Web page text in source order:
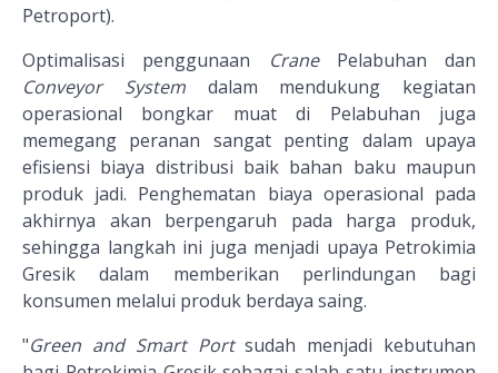
Petroport).
Optimalisasi penggunaan
CranePelabuhan dan
Conveyor Systemdalam mendukung kegiatan
operasional bongkar muat di Pelabuhan juga
memegang peranan sangat penting dalam upaya
efisiensi biaya distribusi baik bahan baku maupun
produk jadi. Penghematan biaya operasional pada
akhirnya akan berpengaruh pada harga produk,
sehingga langkah ini juga menjadi upaya Petrokimia
Gresik dalam memberikan perlindungan bagi
konsumen melalui produk berdaya saing.
"Green and Smart Portsudah menjadi kebutuhan